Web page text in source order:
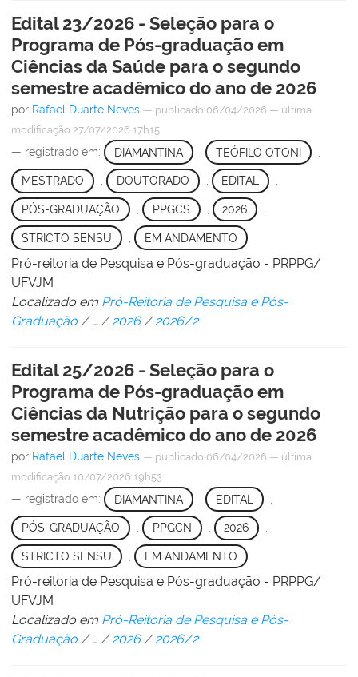
Edital 23/2026 - Seleção para o
Programa de Pós-graduação em
Ciências da Saúde para o segundo
semestre acadêmico do ano de 2026
por Rafael Duarte Neves — publicado 06/04/2026 — última
modificação 27/07/2026 17h15
— registrado em: DIAMANTINA TEÓFILO OTONI
MESTRADO , DOUTORADO , EDITAL ,
PÓS-GRADUAÇÃO PPGCS 2026
STRICTO SENSU EM ANDAMENTO
Pró-reitoria de Pesquisa e Pós-graduação - PRPPG/
UFVJM
Localizado em Pró-Reitoria de Pesquisa e Pós-
Graduação /… /2026 /2026/2
Edital 25/2026 - Seleção para o
Programa de Pós-graduação em
Ciências da Nutrição para o segundo
semestre acadêmico do ano de 2026
por Rafael Duarte Neves — publicado 06/04/2026 — última
modificação 10/07/2026 19h53
— registrado em: DIAMANTINA EDITAL
PÓS-GRADUAÇÃO , PPGCN , 2026 ,
STRICTO SENSU EM ANDAMENTO
Pró-reitoria de Pesquisa e Pós-graduação - PRPPG/
UFVJM
Localizado em Pró-Reitoria de Pesquisa e Pós-
Graduação /… /2026 /2026/2